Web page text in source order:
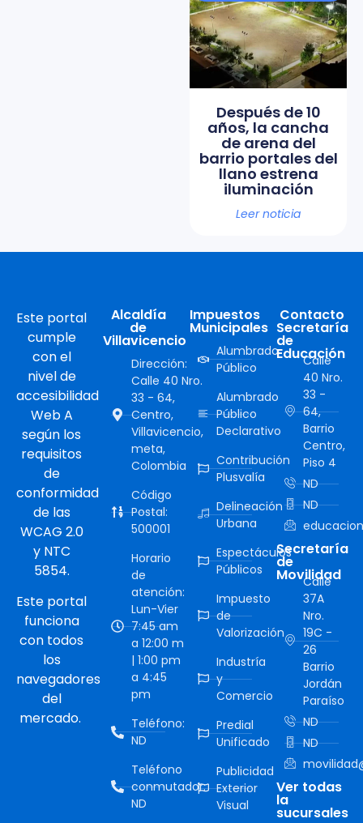
Después de 10
años, la cancha
de arena del
barrio portales del
llano estrena
iluminación
Leer noticia
Este portal
cumple
con el
nivel de
accesibilidad
Web A
según los
requisitos
de
conformidad
de las
WCAG 2.0
y NTC
5854.
Este portal
funciona
con todos
los
navegadores
del
mercado.
Alcaldía
de
Villavicencio
Dirección:
Calle 40 Nro.
33 - 64,
Centro,
Villavicencio,
meta,
Colombia
Código
Postal:
500001
Horario
de
atención:
Lun-Vier
7:45 am
a 12:00 m
| 1:00 pm
a 4:45
pm
Teléfono:
ND
Teléfono
conmutador:
ND
Impuestos
Municipales
Alumbrado
Público
Alumbrado
Público
Declarativo
Contribución
Plusvalía
Delineación
Urbana
Espectáculos
Públicos
Impuesto
de
Valorización
Industría
y
Comercio
Predial
Unificado
Publicidad
Exterior
Visual
Contacto
Secretaría
de
Educación
Calle
40 Nro.
33 -
64,
Barrio
Centro,
Piso 4
ND
ND
Secretaría
de
Movilidad
Calle
37A
Nro.
19C -
26
Barrio
Jordán
Paraíso
ND
ND
Ver todas
la
sucursales